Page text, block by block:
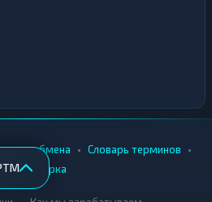
обмена • Словарь терминов •
проверка